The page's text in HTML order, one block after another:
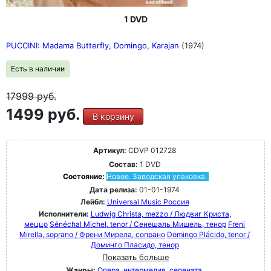
1 DVD
PUCCINI: Madama Butterfly, Domingo, Karajan (1974)
Есть в наличии
17999руб.
1499 руб. В корзину
Артикул: CDVP 012728
Состав: 1 DVD
Состояние: Новое. Заводская упаковка.
Дата релиза: 01-01-1974
Лейбл: Universal Music Россия
Исполнители: Ludwig Christa, mezzo / Людвиг Криста,
меццо Sénéchal Michel, tenor / Сенешаль Мишель, тенор Freni
Mirella, soprano / Френи Мирела, сопрано Domingo Plácido, tenor /
Доминго Пласидо, тенор
Показать больше